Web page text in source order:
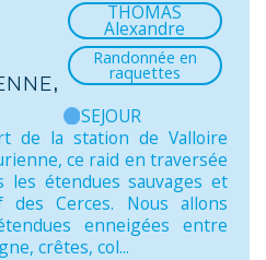
THOMAS
Alexandre
Randonnée en
raquettes
SEJOUR
de la station de Valloire
ce raid en traversée
les étendues sauvages et
des Cerces. Nous allons
enneigées entre
crêtes, col...